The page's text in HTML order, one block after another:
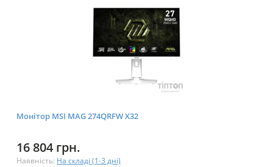
Монітор MSI MAG 274QRFW X32
16 804 грн.
Наявність: На складі (1-3 дні)